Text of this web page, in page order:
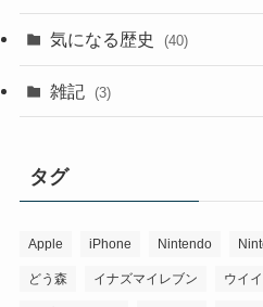
気になる歴史 (40)
雑記 (3)
タグ
Apple iPhone Nintendo
どう森 イナズマイレブン ウイ